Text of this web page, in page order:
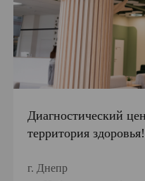
Диагностический
территория
г. Днепр